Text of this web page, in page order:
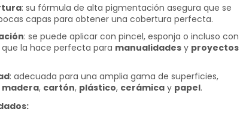
: su fórmula de alta pigmentación asegura que se
capas para obtener una cobertura perfecta.
: se puede aplicar con pincel, esponja o incluso con
la hace perfecta para manualidades y proyectos
: adecuada para una amplia gama de superficies,
madera, cartón, plástico, cerámica y papel.